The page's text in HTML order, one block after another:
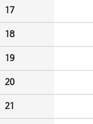
17
18
19
20
21